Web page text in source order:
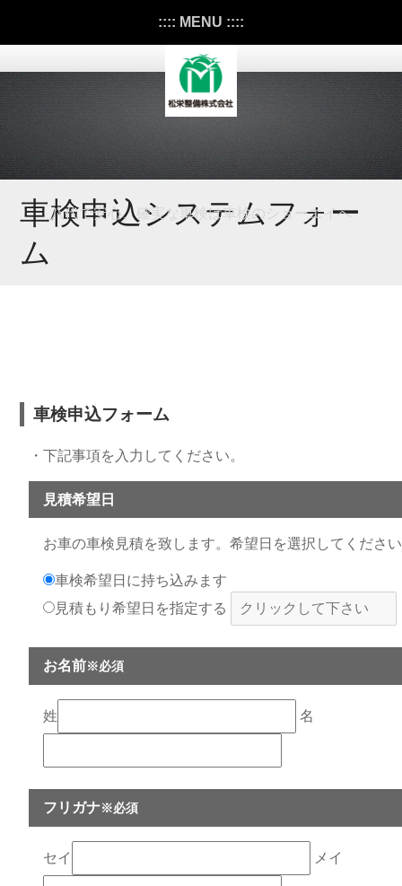
:::: MENU ::::
八代で安心、確実な車検は車検のショーエイへ
車検申込システムフォー
ム
車検申込フォーム
・下記事項を入力してください。
見積希望日
お車の車検見積を致します。希望日を選択してくださ
車検希望日に持ち込みます
見積もり希望日を指定する
お名前※必須
姓 名
フリガナ※必須
セイ メイ